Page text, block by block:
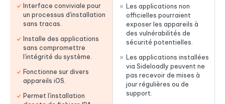
Interface conviviale pour
un processus d'installation
sans tracas.
Installe des applications
sans compromettre
l'intégrité du système.
Fonctionne sur divers
appareils iOS.
Permet l'installation
Les applications non
officielles pourraient
exposer les appareils à
des vulnérabilités de
sécurité potentielles.
Les applications installées
via Sideloadly peuvent ne
pas recevoir de mises à
jour régulières ou de
support.